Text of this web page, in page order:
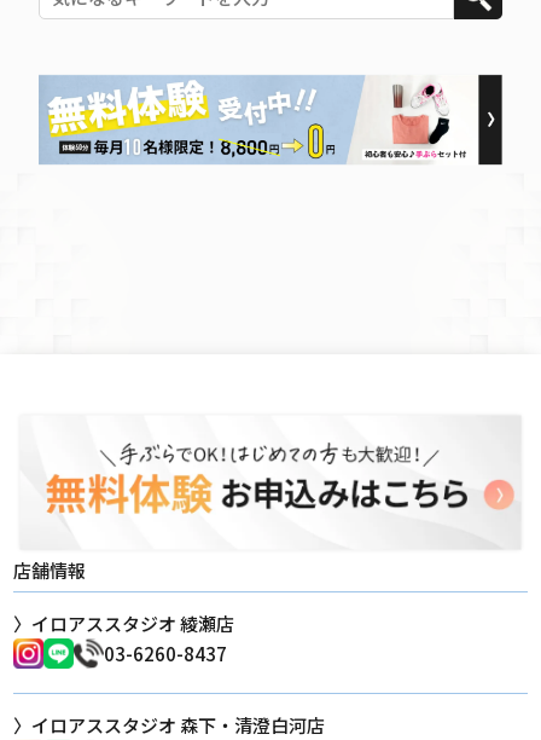
店舗情報
イロアススタジオ 綾瀬店
03-6260-8437
イロアススタジオ 森下・清澄白河店